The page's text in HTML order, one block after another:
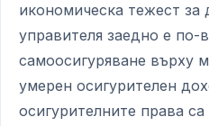
икономическа тежест за
управителя заедно е по-
самоосигуряване върху
умерен осигурителен
осигурителните права